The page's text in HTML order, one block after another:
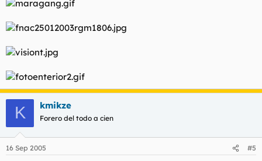
K kmikze
Forero del todo a cien
16 Sep 2005 #5